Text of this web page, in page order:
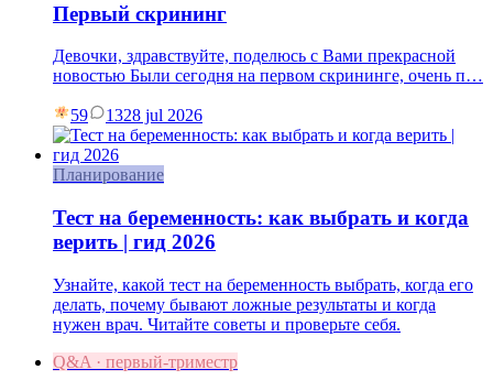
Первый скрининг
Девочки, здравствуйте, поделюсь с Вами прекрасной
новостью Были сегодня на первом скрининге, очень п…
59 1328 jul 2026
Планирование
Тест на беременность: как выбрать и когда
верить | гид 2026
Узнайте, какой тест на беременность выбрать, когда его
делать, почему бывают ложные результаты и когда
нужен врач. Читайте советы и проверьте себя.
Q&A · первый-триместр